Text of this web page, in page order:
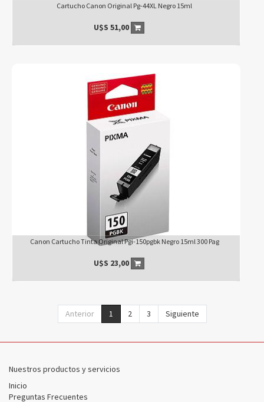
Cartucho Canon Original Pg-44XL Negro 15ml
U$S51,00
Canon Cartucho Tinta Original Pgi-150pgbk Negro 15ml 300 Pag
U$S 23,00
Anterior 1 2 3 Siguiente
Nuestros productos y servicios
Inicio
Preguntas Frecuentes